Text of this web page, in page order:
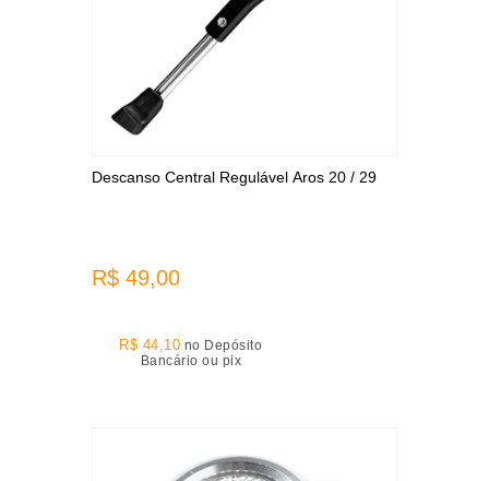
Descanso Central Regulável Aros 20 / 29
R$ 49,00
R$ 44,10 no Depósito
Bancário ou pix